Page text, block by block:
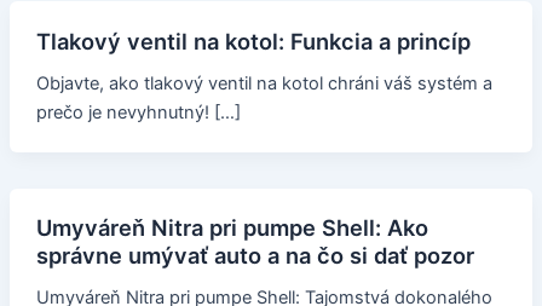
Tlakový ventil na kotol: Funkcia a princíp
Objavte, ako tlakový ventil na kotol chráni váš systém a
prečo je nevyhnutný! […]
Umyváreň Nitra pri pumpe Shell: Ako
správne umývať auto a na čo si dať pozor
Umyváreň Nitra pri pumpe Shell: Tajomstvá dokonalého